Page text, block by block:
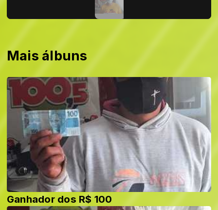
Mais álbuns
Ganhador dos R$ 100